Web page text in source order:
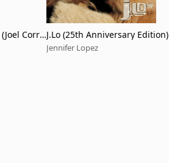
Corry J.Lo (25th Anniversary Edition)
Jennifer Lopez